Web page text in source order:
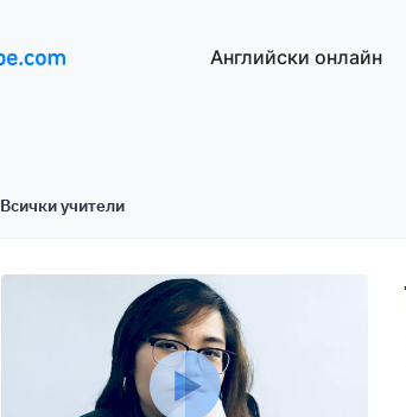
Английски онлайн
Всички учители